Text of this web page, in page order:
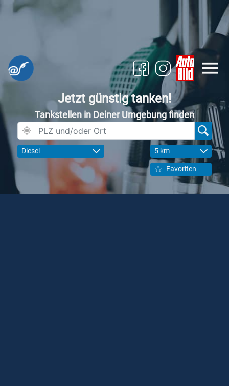
Jetzt günstig tanken!
Tankstellen in Deiner Umgebung finden
Diesel 5 km
Favoriten